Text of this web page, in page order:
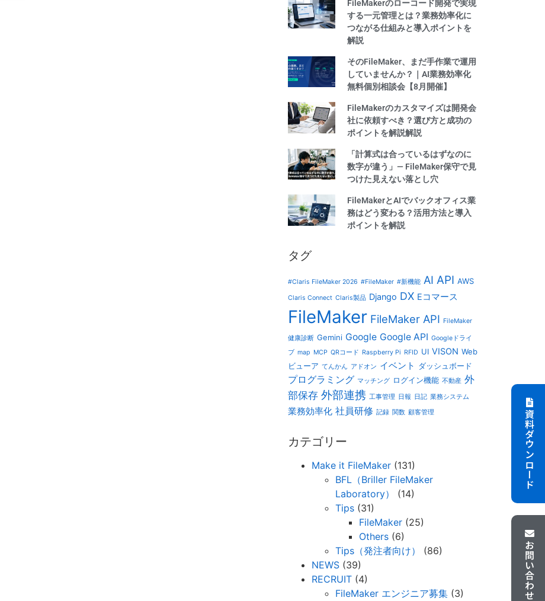
FileMakerのローコード開発で実現
する一元管理とは？業務効率化に
つながる仕組みと導入ポイントを
解説
そのFileMaker、まだ手作業で運用
していませんか？｜AI業務効率化
無料個別相談会【8月開催】
FileMakerのカスタマイズは開発会
社に依頼すべき？選び方と成功の
ポイントを解説解説
「計算式は合っているはずなのに
数字が違う」— FileMaker保守で見
つけた見えない落とし穴
FileMakerとAIでバックオフィス業
務はどう変わる？活用方法と導入
ポイントを解説
タグ
#Claris FileMaker 2026 #FileMaker #新機能 AI API AWS
Claris Connect Claris製品 Django DX Eコマース
FileMaker FileMaker API FileMaker
健康診断 Gemini Google Google API Googleドライ
ブ map MCP QRコード Raspberry Pi RFID UI VISON Web
ビューア てんかん アドオン イベント ダッシュボード
プログラミング マッチング ログイン機能 不動産 外
部保存 外部連携 工事管理 日報 日記 業務システム
業務効率化 社員研修 記録 関数 顧客管理
カテゴリー
Make it FileMaker (131)
BFL（Briller FileMaker
Laboratory）
(14)
Tips (31)
FileMaker (25)
Others (6)
Tips（発注者向け）
(86)
NEWS (39)
RECRUIT (4)
FileMaker エンジニア募集 (3)
資料ダウンロード
お問い合わせ